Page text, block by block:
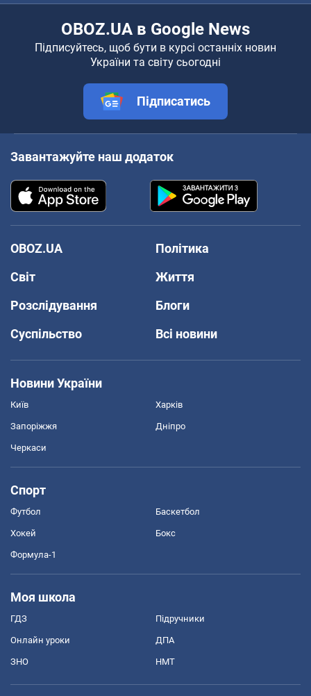
OBOZ.UA в Google News
Підписуйтесь, щоб бути в курсі останніх новин
України та світу сьогодні
Підписатись
Завантажуйте наш додаток
OBOZ.UA
Політика
Світ
Життя
Розслідування
Блоги
Суспільство
Всі новини
Новини України
Київ Харків
Запоріжжя Дніпро
Черкаси
Спорт
Футбол Баскетбол
Хокей Бокс
Формула-1
Моя школа
ГДЗ Підручники
Онлайн уроки ДПА
ЗНО НМТ